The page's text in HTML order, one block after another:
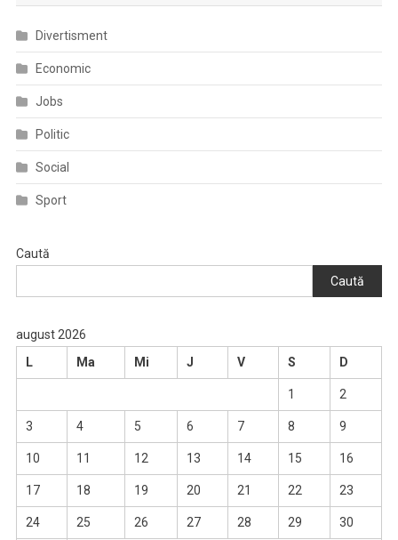
Anul
Divertisment
Economic
Jobs
Politic
Social
Sport
Caută
Caută
august 2026
L
Ma Mi J V S D
1 2
3 4 5 6 7 8 9
10 11 12 13 14 15 16
17 18 19 20 21 22 23
24 25 26 27 28 29 30